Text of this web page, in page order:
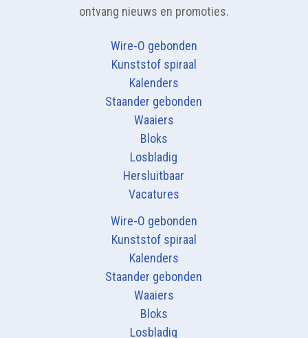
ontvang nieuws en promoties.
Wire-O gebonden
Kunststof spiraal
Kalenders
Staander gebonden
Waaiers
Bloks
Losbladig
Hersluitbaar
Vacatures
Wire-O gebonden
Kunststof spiraal
Kalenders
Staander gebonden
Waaiers
Bloks
Losbladig